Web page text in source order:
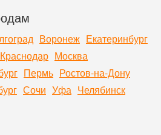
Воронеж Екатеринбург
Краснодар Москва
Пермь Ростов-на-Дону
Сочи Уфа Челябинск